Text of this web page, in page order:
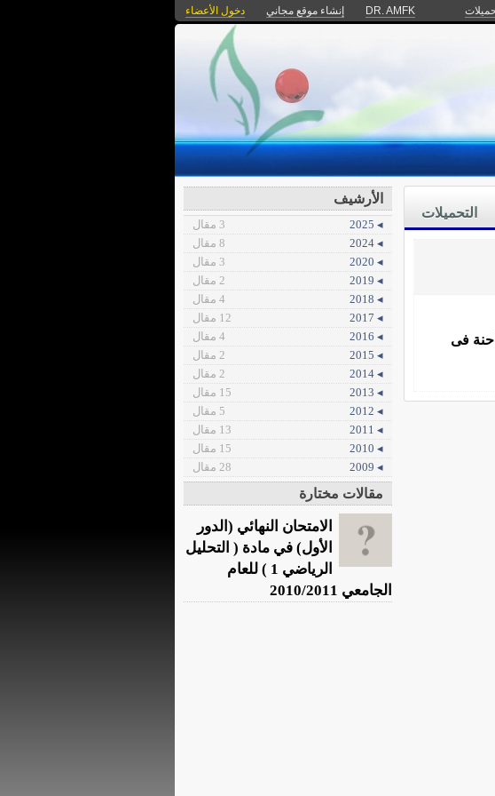
DR. AMFK إنشاء موقع مجاني دخول الأعضاء
التحميلات
فى
الأرشيف
◂ 2025
3 مقال
◂ 2024
8 مقال
◂ 2020
3 مقال
◂ 2019
2 مقال
◂ 2018
4 مقال
◂ 2017
12 مقال
◂ 2016
4 مقال
◂ 2015
2 مقال
◂ 2014
2 مقال
◂ 2013
15 مقال
◂ 2012
5 مقال
◂ 2011
13 مقال
◂ 2010
15 مقال
◂ 2009
28 مقال
مقالات مختارة
الامتحان النهائي (الدور
الأول) في مادة ( التحليل
الرياضي 1 ) للعام
الجامعي 2010/2011